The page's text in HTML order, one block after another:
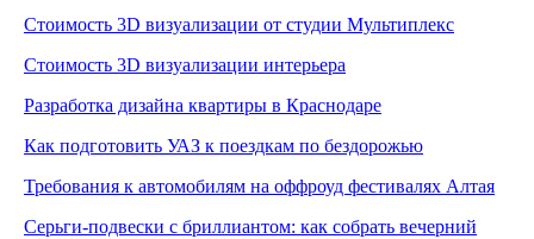
Стоимость 3D визуализации от студии Мультиплекс
Стоимость 3D визуализации интерьера
Разработка дизайна квартиры в Краснодаре
Как подготовить УАЗ к поездкам по бездорожью
Требования к автомобилям на оффроуд фестивалях Алтая
Серьги-подвески с бриллиантом: как собрать вечерний